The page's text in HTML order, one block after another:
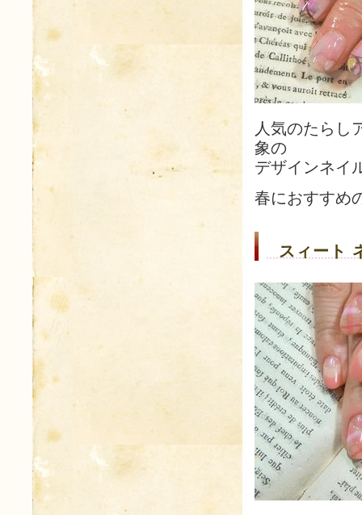
人気のたらし
象の
デザインネイ
春におすすめ
スィート